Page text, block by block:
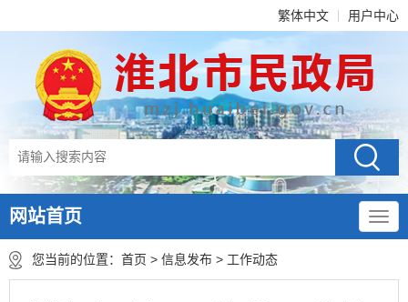
繁体中文 用户中心
网站首页
您当前的位置： 首页 > 信息发布 > 工作动态